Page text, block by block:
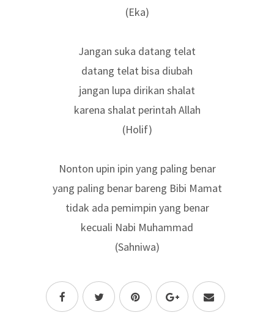
(Eka)
Jangan suka datang telat
datang telat bisa diubah
jangan lupa dirikan shalat
karena shalat perintah Allah
(Holif)
Nonton upin ipin yang paling benar
yang paling benar bareng Bibi Mamat
tidak ada pemimpin yang benar
kecuali Nabi Muhammad
(Sahniwa)